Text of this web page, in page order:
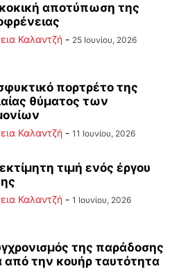
αποτύπωση της
Καλαντζή - 25 Ιουνίου, 2026
πορτρέτο της
θύματος των
Καλαντζή - 11 Ιουνίου, 2026
τιμή ενός έργου
Καλαντζή - 1 Ιουνίου, 2026
της παράδοσης
από την κουήρ ταυτότητα